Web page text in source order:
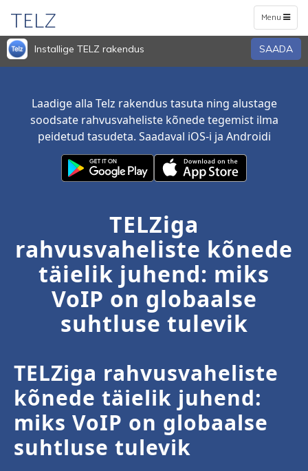
Toggle
navigation
Menu
TELZ
Installige TELZ rakendus SAADA
Laadige alla Telz rakendus tasuta ning alustage
soodsate rahvusvaheliste kõnede tegemist ilma
peidetud tasudeta. Saadaval iOS-i ja Androidi
TELZiga
rahvusvaheliste kõnede
täielik juhend: miks
VoIP on globaalse
suhtluse tulevik
TELZiga rahvusvaheliste
kõnede täielik juhend:
miks VoIP on globaalse
suhtluse tulevik